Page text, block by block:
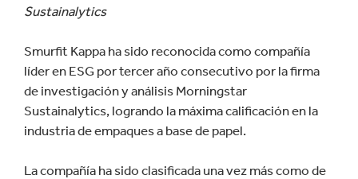
Sustainalytics
Smurfit Kappa ha sido reconocida como compañía
líder en ESG por tercer año consecutivo por la firma
de investigación y análisis Morningstar
Sustainalytics, logrando la máxima calificación en la
industria de empaques a base de papel.
La compañía ha sido clasificada una vez más como de